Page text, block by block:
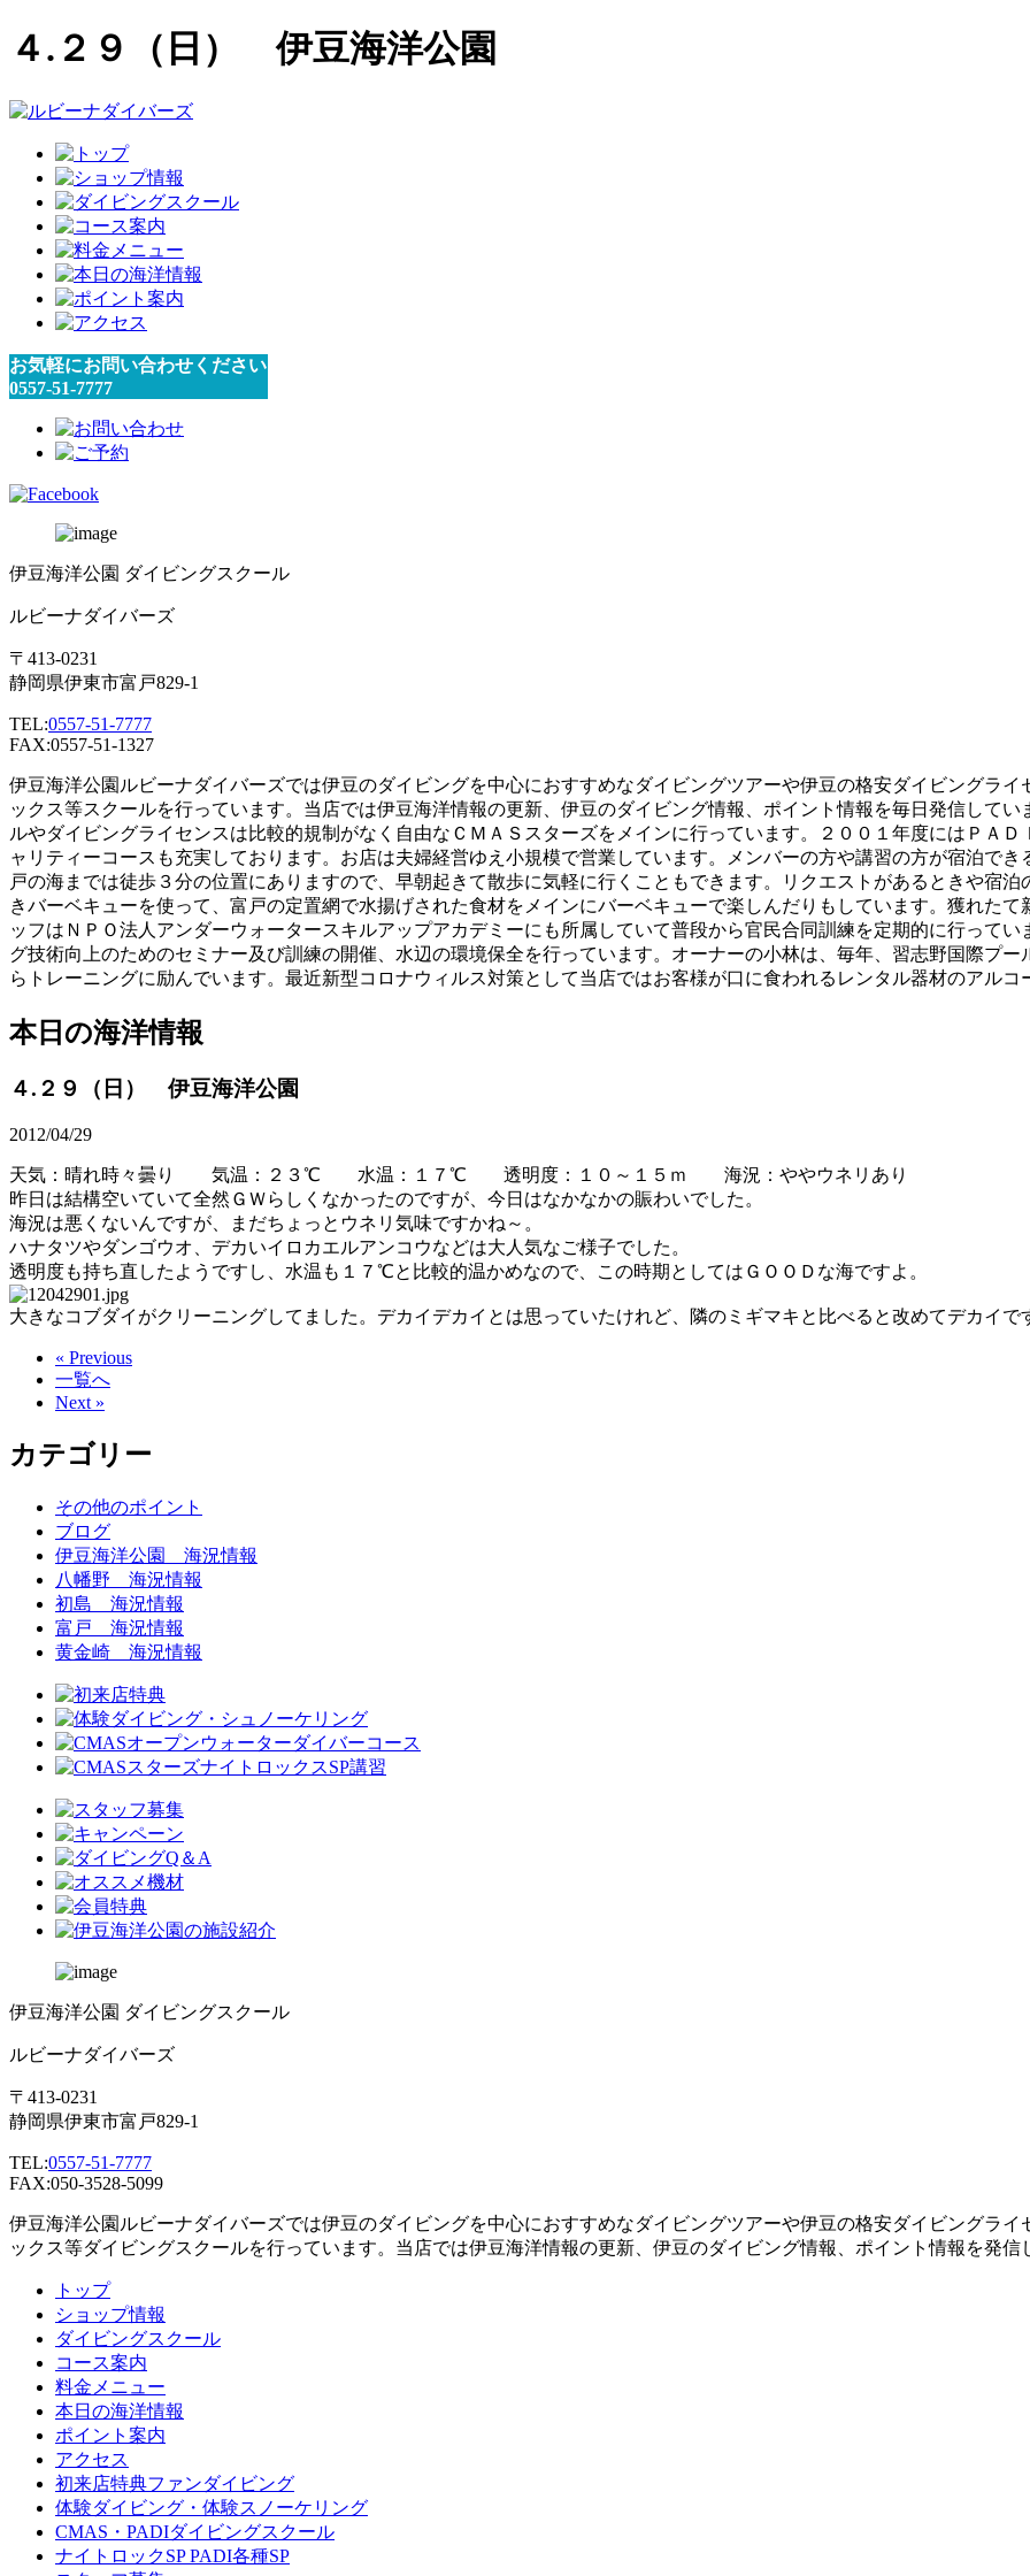
４.２９（日） 伊豆海洋公園
お気軽にお問い合わせください
0557-51-7777
伊豆海洋公園 ダイビングスクール
ルビーナダイバーズ
〒413-0231
静岡県伊東市富戸829-1
TEL:0557-51-7777
FAX:0557-51-1327
伊豆海洋公園ルビーナダイバーズでは伊豆のダイビングを中心におすすめなダイビングツアーや伊豆の格安ダイビングラ
ックス等スクールを行っています。当店では伊豆海洋情報の更新、伊豆のダイビング情報、ポイント情報を毎日発信して
ルやダイビングライセンスは比較的規制がなく自由なＣＭＡＳスターズをメインに行っています。２００１年度にはＰＡ
ャリティーコースも充実しております。お店は夫婦経営ゆえ小規模で営業しています。メンバーの方や講習の方が宿泊で
戸の海までは徒歩３分の位置にありますので、早朝起きて散歩に気軽に行くこともできます。リクエストがあるときや宿
きバーベキューを使って、富戸の定置網で水揚げされた食材をメインにバーベキューで楽しんだりもしています。獲れた
ッフはＮＰＯ法人アンダーウォータースキルアップアカデミーにも所属していて普段から官民合同訓練を定期的に行って
グ技術向上のためのセミナー及び訓練の開催、水辺の環境保全を行っています。オーナーの小林は、毎年、習志野国際プ
らトレーニングに励んでいます。最近新型コロナウィルス対策として当店ではお客様が口に食われるレンタル器材のアルコ
本日の海洋情報
４.２９（日） 伊豆海洋公園
2012/04/29
天気：晴れ時々曇り 気温：２３℃ 水温：１７℃ 透明度：１０～１５ｍ 海況：ややウネリあり
昨日は結構空いていて全然ＧＷらしくなかったのですが、今日はなかなかの賑わいでした。
海況は悪くないんですが、まだちょっとウネリ気味ですかね～。
ハナタツやダンゴウオ、デカいイロカエルアンコウなどは大人気なご様子でした。
透明度も持ち直したようですし、水温も１７℃と比較的温かめなので、この時期としてはＧＯＯＤな海ですよ。
大きなコブダイがクリーニングしてました。デカイデカイとは思っていたけれど、隣のミギマキと比べると改めてデカイで
« Previous
一覧へ
Next »
カテゴリー
その他のポイント
ブログ
伊豆海洋公園 海況情報
八幡野 海況情報
初島 海況情報
富戸 海況情報
黄金崎 海況情報
伊豆海洋公園 ダイビングスクール
ルビーナダイバーズ
〒413-0231
静岡県伊東市富戸829-1
TEL:0557-51-7777
FAX:050-3528-5099
伊豆海洋公園ルビーナダイバーズでは伊豆のダイビングを中心におすすめなダイビングツアーや伊豆の格安ダイビングラ
ックス等ダイビングスクールを行っています。当店では伊豆海洋情報の更新、伊豆のダイビング情報、ポイント情報を発信
トップ
ショップ情報
ダイビングスクール
コース案内
料金メニュー
本日の海洋情報
ポイント案内
アクセス
初来店特典ファンダイビング
体験ダイビング・体験スノーケリング
CMAS・PADIダイビングスクール
ナイトロックSP PADI各種SP